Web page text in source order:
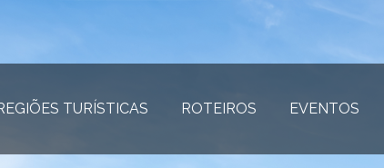
TURÍSTICAS (página atual)
ROTEIROS (página atual)
EVENTOS